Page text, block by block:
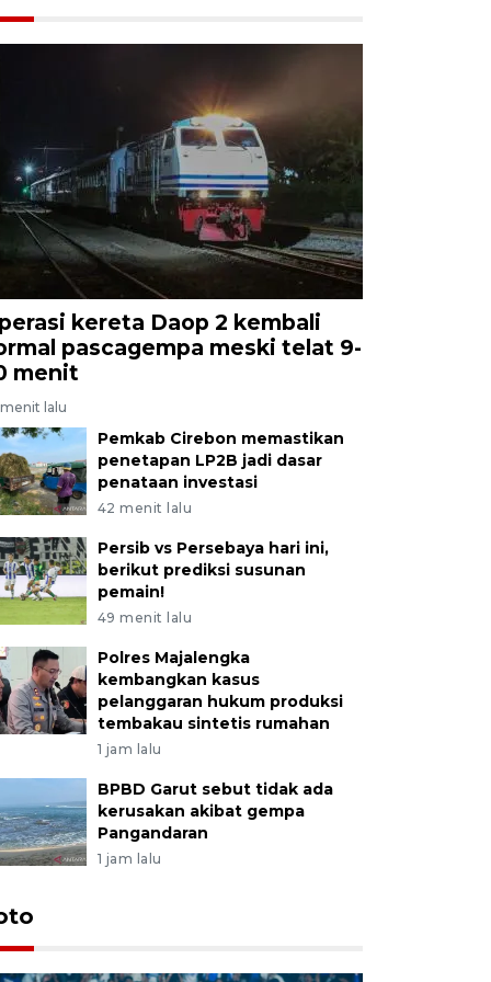
kereta Daop 2 kembali
pascagempa meski telat 9-
menit
lalu
Pemkab Cirebon memastikan
penetapan LP2B jadi dasar
penataan investasi
42 menit lalu
Persib vs Persebaya hari ini,
berikut prediksi susunan
pemain!
49 menit lalu
Polres Majalengka
kembangkan kasus
pelanggaran hukum produksi
tembakau sintetis rumahan
1 jam lalu
BPBD Garut sebut tidak ada
kerusakan akibat gempa
Pangandaran
1 jam lalu